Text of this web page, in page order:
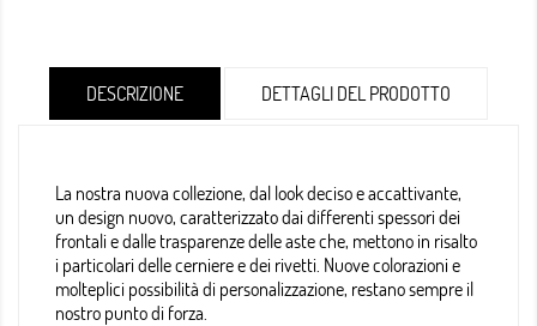
DESCRIZIONE DETTAGLI DEL PRODOTTO
La nostra nuova collezione, dal look deciso e accattivante,
un design nuovo, caratterizzato dai differenti spessori dei
frontali e dalle trasparenze delle aste che, mettono in risalto
i particolari delle cerniere e dei rivetti. Nuove colorazioni e
molteplici possibilità di personalizzazione, restano sempre il
nostro punto di forza.